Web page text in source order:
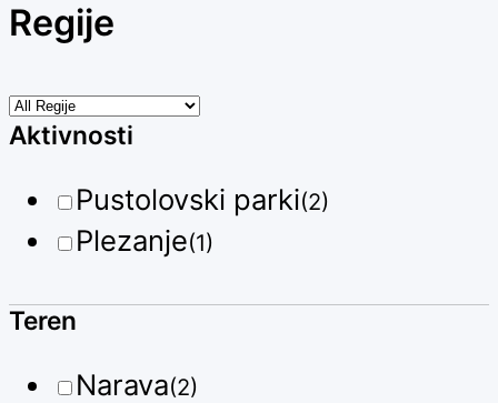
Regije
Aktivnosti
Pustolovski parki(2)
Plezanje(1)
Teren
Narava(2)